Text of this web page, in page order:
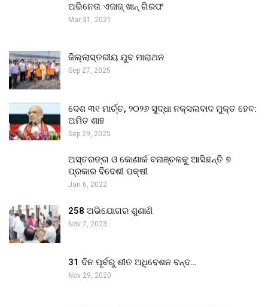
ଅଭିନେତା ଏଜାଜ୍ ଖାନ୍ ଗିରଫ
Mar 31, 2021
ଜିଲ୍ଲାସ୍ତରୀୟ ଯୁବ ମାରାଥନ
Sep 27, 2025
ଦେଶ ୩୧ ମାର୍ଚ୍ଚ, ୨୦୨୬ ସୁଦ୍ଧା ନକ୍ସଲବାଦ ମୁକ୍ତ ହେବ:
ଅମିତ ଶାହ
Sep 29, 2025
ଅସ୍ତରଙ୍ଗ ଓ କୋଣାର୍କ ବନାଞ୍ଚଳକୁ ଆସିଛନ୍ତି ୭
ପ୍ରକାର ବିଦେଶୀ ପକ୍ଷୀ
Jan 6, 2022
258 ଅଭିଯୋଗର ଶୁଣାଣି
Nov 7, 2023
31 ଦିନ ପୂର୍ବରୁ ଶୀତ ଅଧିବେଶନ ବନ୍ଦ…
Nov 29, 2020